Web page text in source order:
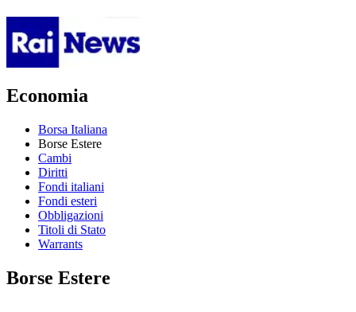
Economia
Borsa Italiana
Borse Estere
Cambi
Diritti
Fondi italiani
Fondi esteri
Obbligazioni
Titoli di Stato
Warrants
Borse Estere